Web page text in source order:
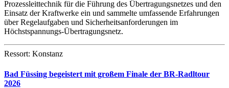
Prozessleittechnik für die Führung des Übertragungsnetzes und den
Einsatz der Kraftwerke ein und sammelte umfassende Erfahrungen
über Regelaufgaben und Sicherheitsanforderungen im
Höchstspannungs-Übertragungsnetz.
Ressort: Konstanz
Bad Füssing begeistert mit großem Finale der BR-Radltour
2026